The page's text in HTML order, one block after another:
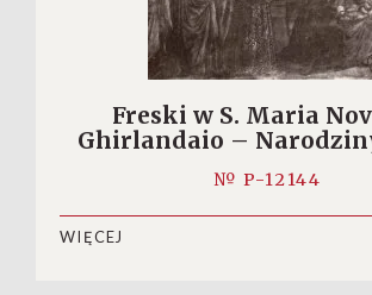
Freski w S. Maria
Ghirlandaio –
№ P-12144
WIĘCEJ